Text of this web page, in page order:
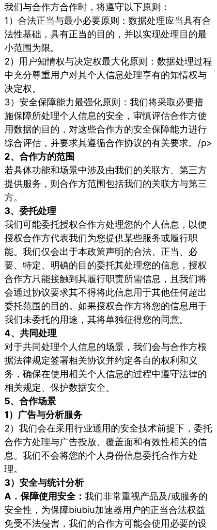
我们与合作方合作时，将遵守以下原则：
1）合法正当与最小必要原则：数据处理应当具有合
法性基础，具有正当的目的，并以实现处理目的最
小范围为限。
2）用户知情权与决定权最大化原则：数据处理过程
中充分尊重用户对其个人信息处理享有的知情权与
决定权。
3）安全保障能力最强化原则：我们将采取必要措
施保障所处理个人信息的安全，审慎评估合作方使
用数据的目的，对这些合作方的安全保障能力进行
综合评估，并要求其遵循合作协议的有关要求。/p>
2、合作方的范围
若具体功能和场景中涉及由我们的关联方、第三方
提供服务，则合作方范围包括我们的关联方与第三
方。
3、委托处理
我们可能委托授权合作方处理您的个人信息，以便
授权合作方代表我们为您提供某些服务或履行职
能。我们仅会出于本政策声明的合法、正当、必
要、特定、明确的目的委托其处理您的信息，授权
合作方只能接触到其履行职责所需信息，且我们将
会通过协议要求其不得将此信息用于其他任何超出
委托范围的目的。如果授权合作方将您的信息用于
我们未委托的用途，其将单独征得您的同意。
4、共同处理
对于共同处理个人信息的场景，我们会与合作方根
据法律规定签署相关协议并约定各自的权利和义
务，确保在使用相关个人信息的过程中遵守法律的
相关规定、保护数据安全。
5、合作场景
1）广告与分析服务
2）我们会在采用行业通用的安全技术前提下，委托
合作方处理与广告投放、覆盖面和有效性相关的信
息。我们不会将您的个人身份信息委托合作方处
理。
3）安全与统计分析
A．保障使用安全：我们非常重视产品及/或服务的
安全性，为保障biubiu加速器用户的正当合法权益
免受不法侵害，我们的合作方可能会使用必要的设